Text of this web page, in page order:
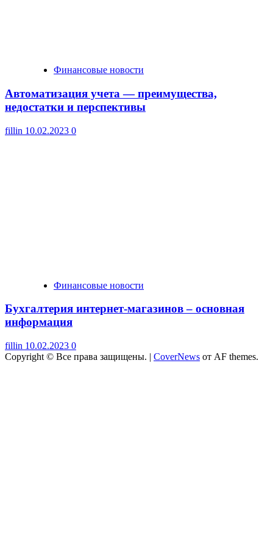
Финансовые новости
Автоматизация учета — преимущества,
недостатки и перспективы
fillin 10.02.2023 0
Финансовые новости
Бухгалтерия интернет-магазинов – основная
информация
fillin 10.02.2023 0
Copyright © Все права защищены. | CoverNews от AF themes.